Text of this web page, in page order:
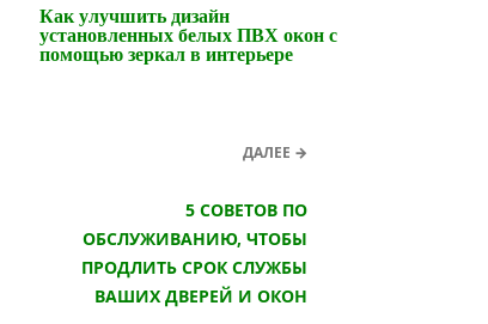
Как улучшить дизайн
установленных белых ПВХ окон с
помощью зеркал в интерьере
ДАЛЕЕ →
5 СОВЕТОВ ПО
ОБСЛУЖИВАНИЮ, ЧТОБЫ
ПРОДЛИТЬ СРОК СЛУЖБЫ
ВАШИХ ДВЕРЕЙ И ОКОН